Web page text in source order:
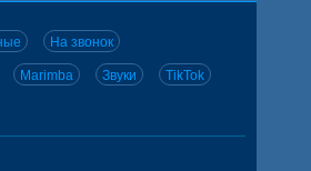
На звонок
Marimba Звуки TikTok